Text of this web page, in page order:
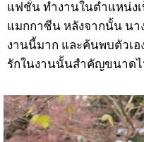
แฟชั่น ทำงานในตำแหน่ง
แมกกาซีน หลังจากนั้น นา
งานนี้มาก และค้นพบตัวเอ
รักในงานนั้นสำคัญขนาดไ